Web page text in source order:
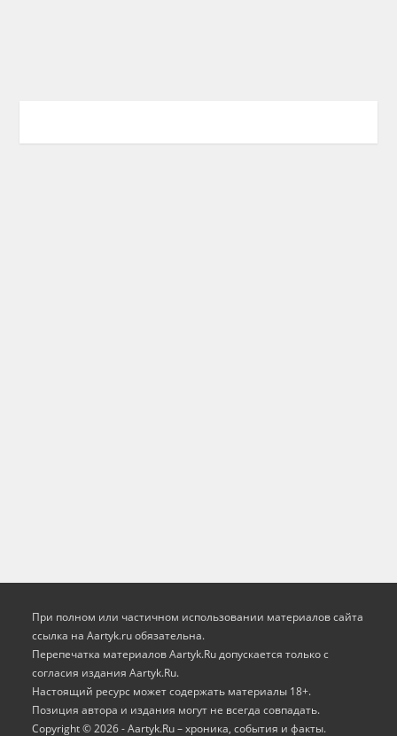
При полном или частичном использовании материалов сайта
ссылка на Aartyk.ru oбязательна.
Перепечатка материалов Aartyk.Ru допускается только с
согласия издания Aartyk.Ru.
Настоящий ресурс может содержать материалы 18+.
Позиция автора и издания могут не всегда совпадать.
Copyright © 2026 - Aartyk.Ru – хроника, события и факты.